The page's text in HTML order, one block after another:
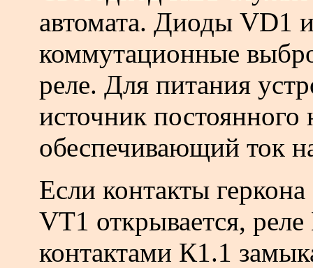
автомата. Диоды VD1
коммутационные
реле. Для питания
источник
обеспечивающий ток
Если контакты
VT1 открывается,
контактами К1.1